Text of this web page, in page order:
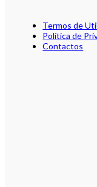
Termos de
Política de
Contactos